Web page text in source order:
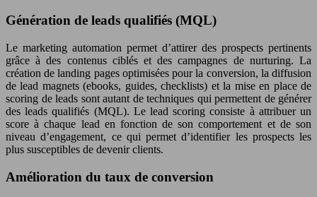
Génération de leads qualifiés (MQL)
Le marketing automation permet d’attirer des prospects pertinents
grâce à des contenus ciblés et des campagnes de nurturing. La
création de landing pages optimisées pour la conversion, la diffusion
de lead magnets (ebooks, guides, checklists) et la mise en place de
scoring de leads sont autant de techniques qui permettent de générer
des leads qualifiés (MQL). Le lead scoring consiste à attribuer un
score à chaque lead en fonction de son comportement et de son
niveau d’engagement, ce qui permet d’identifier les prospects les
plus susceptibles de devenir clients.
Amélioration du taux de conversion